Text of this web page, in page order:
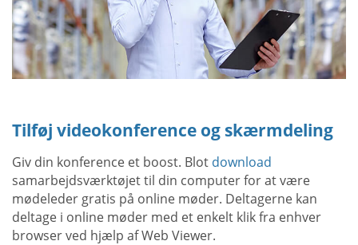
Tilføj videokonference og skærmdeling
Giv din konference et boost. Blot download
samarbejdsværktøjet til din computer for at være
mødeleder gratis på online møder. Deltagerne kan
deltage i online møder med et enkelt klik fra enhver
browser ved hjælp af Web Viewer.